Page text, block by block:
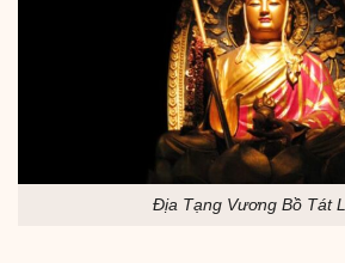
Địa Tạng Vương Bồ Tát